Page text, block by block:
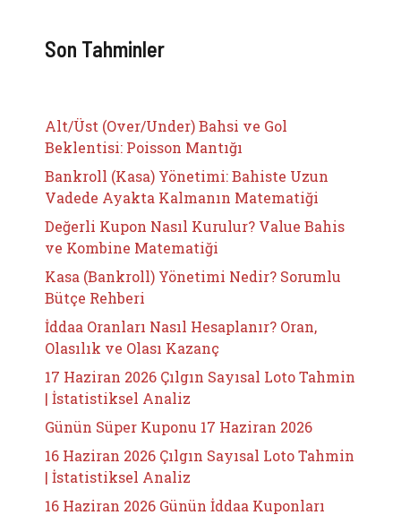
Son Tahminler
Alt/Üst (Over/Under) Bahsi ve Gol
Beklentisi: Poisson Mantığı
Bankroll (Kasa) Yönetimi: Bahiste Uzun
Vadede Ayakta Kalmanın Matematiği
Değerli Kupon Nasıl Kurulur? Value Bahis
ve Kombine Matematiği
Kasa (Bankroll) Yönetimi Nedir? Sorumlu
Bütçe Rehberi
İddaa Oranları Nasıl Hesaplanır? Oran,
Olasılık ve Olası Kazanç
17 Haziran 2026 Çılgın Sayısal Loto Tahmin
| İstatistiksel Analiz
Günün Süper Kuponu 17 Haziran 2026
16 Haziran 2026 Çılgın Sayısal Loto Tahmin
| İstatistiksel Analiz
16 Haziran 2026 Günün İddaa Kuponları